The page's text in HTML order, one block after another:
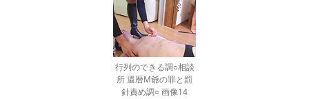
行列のできる調○相談
所 還暦M爺の罪と罰
針責め調○ 画像14